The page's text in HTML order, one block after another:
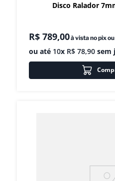
Disco Ralador
R$ 789,00à vista no pix
ou até 10x R$ 78,90 sem